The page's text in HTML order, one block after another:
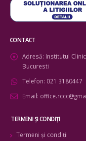
CONTACT
Adresă: Institutul
Bucuresti
Telefon: 021 3180447
Email:
TERMENI ŞI CONDIŢI
Termeni şi condiţii